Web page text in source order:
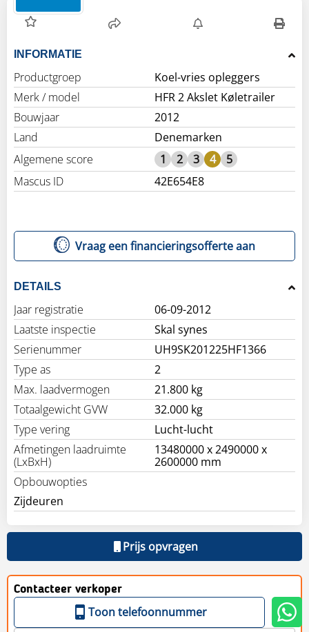
INFORMATIE
Productgroep
Koel-vries opleggers
Merk / model
HFR 2 Akslet Køletrailer
Bouwjaar
2012
Land
Denemarken
Algemene score
1 2 3 4
5
Mascus ID
42E654E8
Vraag een financieringsofferte aan
DETAILS
Jaar registratie
06-09-2012
Laatste inspectie
Skal synes
Serienummer
UH9SK201225HF1366
Type as
2
Max. laadvermogen
21.800 kg
Totaalgewicht GVW
32.000 kg
Type vering
Lucht-lucht
Afmetingen laadruimte
(LxBxH)
13480000 x 2490000 x
2600000 mm
Opbouwopties
Zijdeuren
Prijs opvragen
Contacteer verkoper
Toon telefoonnummer